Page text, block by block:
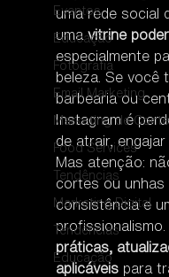
Eventos
Educação
Fotografia
Email Marketing
Marketing de
Food Services
Tendências
Marketing Digital
Tendências
Educação
uma rede social
uma vitrine
especialmente
beleza. Se você
barbearia ou
Instagram é
de atrair,
Mas atenção:
cortes ou unhas
consistência e
profissionalismo.
práticas,
aplicáveis para